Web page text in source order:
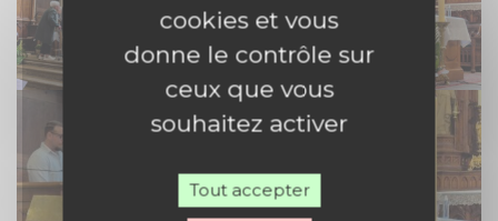
cookies et vous
donne le contrôle sur
ceux que vous
souhaitez activer
Tout accepter